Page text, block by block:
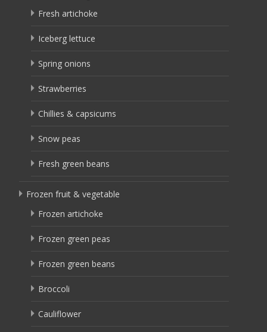
Fresh artichoke
Iceberg lettuce
Spring onions
Strawberries
Chillies & capsicums
Snow peas
Fresh green beans
Frozen fruit & vegetable
Frozen artichoke
Frozen green peas
Frozen green beans
Broccoli
Cauliflower